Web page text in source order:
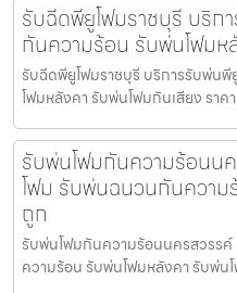
รับฉีดพียูโฟมราชบุรี บริ
กันความร้อน รับพ่นโฟมห
รับฉีดพียูโฟมราชบุรี บริการรับพ่น
โฟมหลังคา รับพ่นโฟมกันเสียง ราค
รับพ่นโฟมกันความร้อนน
โฟม รับพ่นฉนวนกันความ
ถูก
รับพ่นโฟมกันความร้อนนครสวรร
ความร้อน รับพ่นโฟมหลังคา รับพ่น